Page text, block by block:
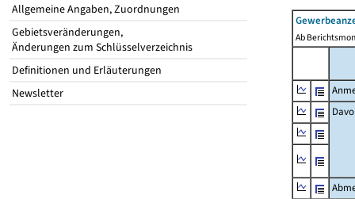
Allgemeine Angaben, Zuordnungen
Gebietsveränderungen,
Änderungen zum Schlüsselverzeichnis
Definitionen und Erläuterungen
Newsletter
Ab